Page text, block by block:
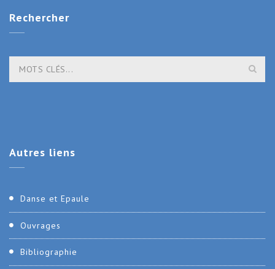
Rechercher
Autres liens
Danse et Epaule
Ouvrages
Bibliographie